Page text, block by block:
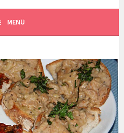
MENÜ